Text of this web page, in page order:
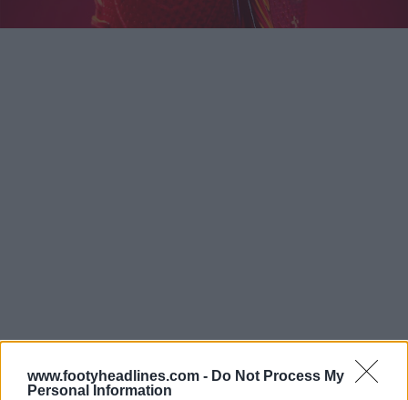
www.footyheadlines.com - Do Not Process My
Personal Information